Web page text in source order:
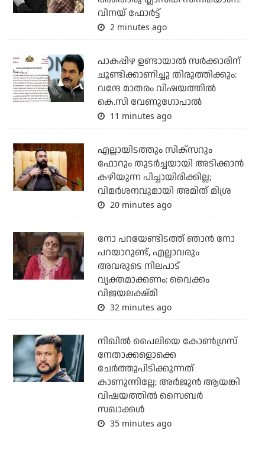
വിനയ് ഫോർട്ട്
2 minutes ago
പാകപ്പിഴ ഉണ്ടായാല്‍ സര്‍ക്കാരിന്
ചൂണ്ടിക്കാണിച്ചു തിരുത്തിക്കും:
വന്ദേ മാതരം വിഷയത്തില്‍
കെ.സി വേണുഗോപാല്‍
11 minutes ago
എല്ലായിടത്തും സിക്‌സറും
ഫോറും തുടര്‍ച്ചയായി അടിക്കാന്‍
കഴിയുന്ന പിച്ചായിരിക്കില്ല;
വിമര്‍ശനവുമായി അമിത് മിശ്ര
20 minutes ago
നോ പറയേണ്ടിടത്ത് ഞാൻ നോ
പറയാറുണ്ട്, എല്ലാവരും
അവരുടെ നിലപാട്
വ്യക്തമാക്കണം: വൈക്കം
വിജയലക്ഷ്മി
32 minutes ago
നിഖില്‍ പൈലിയെ കോണ്‍ഗ്രസ്
നേതാക്കളൊക്കെ
ചേര്‍ത്തുപിടിക്കുന്നത്
കാണുന്നില്ലേ; അര്‍ജുന്‍ ആയങ്കി
വിഷയത്തില്‍ സൈബര്‍
സഖാക്കള്‍
35 minutes ago